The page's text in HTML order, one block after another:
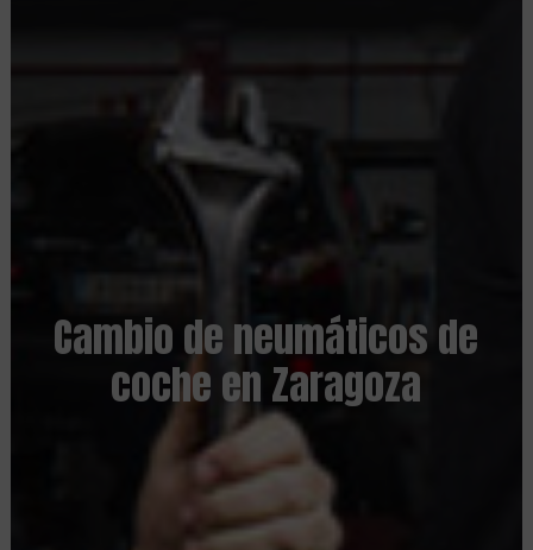
Cambio de neumáticos de
coche en Zaragoza